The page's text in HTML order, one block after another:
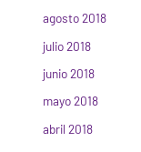
agosto 2018
julio 2018
junio 2018
mayo 2018
abril 2018